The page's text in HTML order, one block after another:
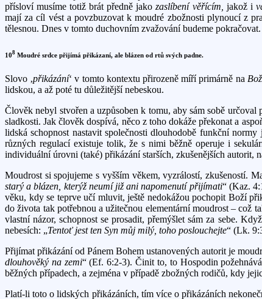
přísloví musíme totiž brát předně jakozaslíbení věřícím, jakož i
mají za cíl vést a povzbuzovat k moudré zbožnosti plynoucí z
tělesnou. Dnes v tomto duchovním zvažování budeme pokračovat.
108 Moudré srdce přijímá přikázaní, ale blázen od rtů svých padne.
Slovo ‚přikázání‘ v tomto kontextu přirozeně míří primárně na
lidskou, a až poté tu důležitější nebeskou.
Člověk nebyl stvořen a uzpůsoben k tomu, aby sám sobě
sladkosti. Jak člověk dospívá, něco z toho dokáže překonat a
lidská schopnost nastavit společnosti dlouhodobě funkční
různých regulací existuje tolik, že s nimi běžně operuje i
individuální úrovni (také) přikázání starších, zkušenějších autorit,
Moudrost si spojujeme s vyšším věkem, vyzrálostí, zkušeností.
starý a blázen, kterýž neumí již ani napomenutí přijímati“ (Kaz.
věku, kdy se teprve učí mluvit, ještě nedokážou pochopit Boží
do života tak potřebnou a užitečnou elementární moudrost – což
vlastní názor, schopnost se prosadit, přemýšlet sám za sebe.
nebesích: „Tentoť jest ten Syn můj milý, toho poslouchejte“ (Lk.
Přijímat přikázání od Pánem Bohem ustanovených autorit je
dlouhověký na zemi“ (Ef. 6:2-3). Činit to, to Hospodin
běžných případech, a zejména v případě zbožných rodičů, kdy
Platí-li toto o lidských přikázáních, tím více o přikázáních